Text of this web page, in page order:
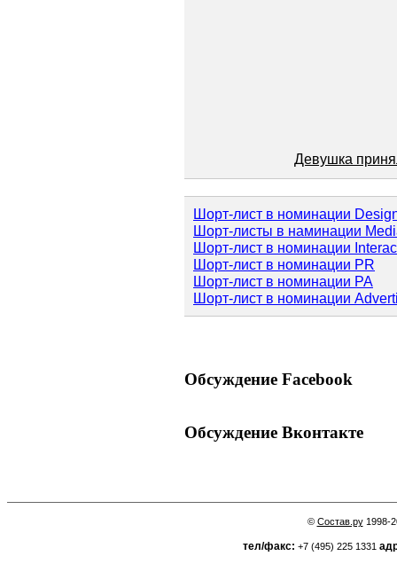
Девушка
Шорт-лист в номинации
Шорт-листы в наминации
Шорт-лист в номинации
Шорт-лист в номинации PR
Шорт-лист в номинации PA
Шорт-лист в номинации
Обсуждение Facebook
Обсуждение Вконтакте
© Состав.ру1998-
тел/факс: +7 (495) 225 1331